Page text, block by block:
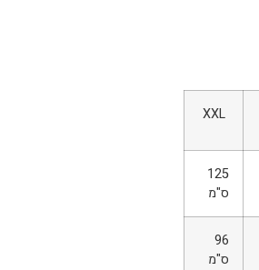
XXL
125
ס"מ
96
ס"מ